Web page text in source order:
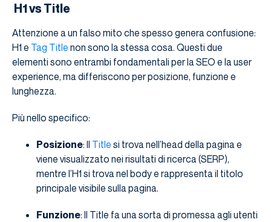
H1 vs Title
Attenzione a un falso mito che spesso genera confusione:
H1 e Tag Title non sono la stessa cosa. Questi due
elementi sono entrambi fondamentali per la SEO e la user
experience, ma differiscono per posizione, funzione e
lunghezza.
Più nello specifico:
Posizione: Il Title si trova nell’head della pagina e
viene visualizzato nei risultati di ricerca (SERP),
mentre l’H1 si trova nel body e rappresenta il titolo
principale visibile sulla pagina.
Funzione: Il Title fa una sorta di promessa agli utenti